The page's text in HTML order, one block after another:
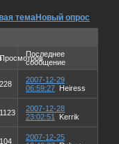
темаНовый опрос
ПросмотровПоследнее
сообщение
228
2007-12-29
06:59:27
Heiress
1123
2007-12-28
23:02:51
Kerrik
104
2007-12-25